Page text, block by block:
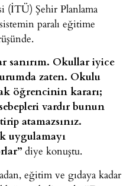
(İTÜ) Şehir Planlama
paralı eğitime
sanırım. Okullar iyice
zaten. Okulu
öğrencinin kararı;
vardır bunun
atamazsınız.
uygulamayı
diye konuştu.
eğitim ve gıdaya kadar